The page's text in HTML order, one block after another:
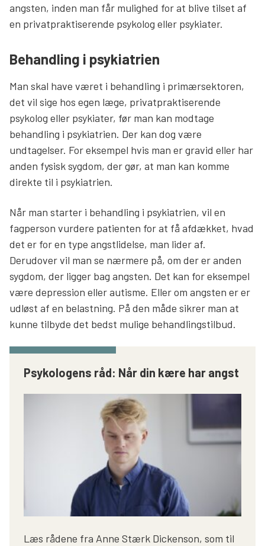
angsten, inden man får mulighed for at blive tilset af
en privatpraktiserende psykolog eller psykiater.
Behandling i psykiatrien
Man skal have været i behandling i primærsektoren,
det vil sige hos egen læge, privatpraktiserende
psykolog eller psykiater, før man kan modtage
behandling i psykiatrien. Der kan dog være
undtagelser. For eksempel hvis man er gravid eller har
anden fysisk sygdom, der gør, at man kan komme
direkte til i psykiatrien.
Når man starter i behandling i psykiatrien, vil en
fagperson vurdere patienten for at få afdækket, hvad
det er for en type angstlidelse, man lider af.
Derudover vil man se nærmere på, om der er anden
sygdom, der ligger bag angsten. Det kan for eksempel
være depression eller autisme. Eller om angsten er er
udløst af en belastning. På den måde sikrer man at
kunne tilbyde det bedst mulige behandlingstilbud.
Psykologens råd: Når din kære har angst
Læs rådene fra Anne Stærk Dickenson, som til